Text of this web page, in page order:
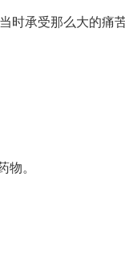
时承受那么大的痛
物。